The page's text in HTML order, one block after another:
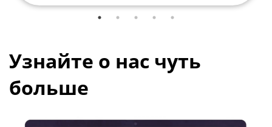
Узнайте о нас чуть
больше